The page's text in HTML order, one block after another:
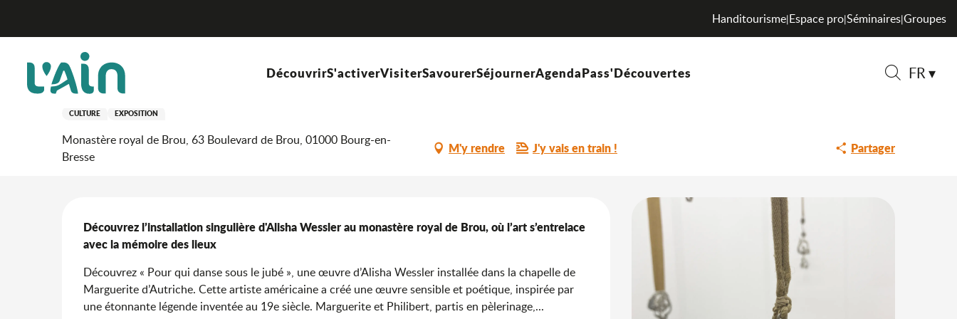
principal
FR
Handitourisme|Espace pro|Séminaires|Groupes
DécouvrirS'activerVisiterSavourerSéjournerAgendaPass'Découvertes
1 janvier > 17 mai
« Pour qui danse sous le jubé », d’Alisha Wessler
CULTURE EXPOSITION
Monastère royal de Brou, 63 Boulevard de Brou, 01000 Bourg-en-
Bresse
M'y rendre J'y vais en train ! Partager
Découvrez l’installation singulière d'Alisha Wessler au monastère royal de Brou, où l’art s’entrelace
avec la mémoire des lieux
Découvrez « Pour qui danse sous le jubé », une œuvre d’Alisha Wessler installée dans la chapelle de
Marguerite d’Autriche. Cette artiste américaine a créé une œuvre sensible et poétique, inspirée par
une étonnante légende inventée au 19e siècle. Marguerite et Philibert, partis en pèlerinage,...